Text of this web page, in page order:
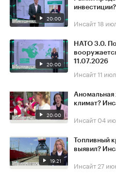
20:00 Инсайт18
20:00
НАТО 3.0.
11.07.2026
Инсайт11
20:00
Аномальная
климат?
Инсайт 04
19:21
Топливный
выявил?
Инсайт 27